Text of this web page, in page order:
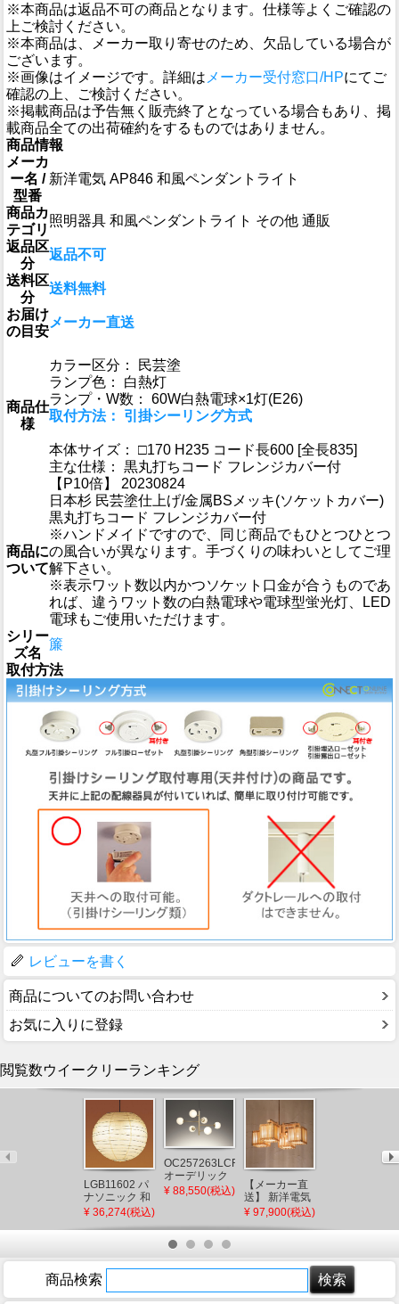
※本商品は返品不可の商品となります。仕様等よくご確認の
上ご検討ください。
※本商品は、メーカー取り寄せのため、欠品している場合が
ございます。
※画像はイメージです。詳細は メーカー受付窓口/HPにてご
確認の上、ご検討ください。
※掲載商品は予告無く販売終了となっている場合もあり、掲
載商品全ての出荷確約をするものではありません。
商品情報
メーカ
ー名 /
型番
新洋電気 AP846 和風ペンダントライト
商品カ
テゴリ
照明器具 和風ペンダントライト その他 通販
返品区
分
返品不可
送料区
分
送料無料
お届け
の目安
メーカー直送
商品仕
様
カラー区分： 民芸塗
ランプ色： 白熱灯
ランプ・W数： 60W白熱電球×1灯(E26)
取付方法： 引掛シーリング方式
本体サイズ： □170 H235 コード長600 [全長835]
主な仕様： 黒丸打ちコード フレンジカバー付
【P10倍】 20230824
商品に
ついて
日本杉 民芸塗仕上げ/金属BSメッキ(ソケットカバー)
黒丸打ちコード フレンジカバー付
※ハンドメイドですので、同じ商品でもひとつひとつ
の風合いが異なります。手づくりの味わいとしてご理
解下さい。
※表示ワット数以内かつソケット口金が合うものであ
れば、違うワット数の白熱電球や電球型蛍光灯、LED
電球もご使用いただけます。
シリー
ズ名
簾
取付方法
レビューを書く
商品についてのお問い合わせ
お気に入りに登録
閲覧数ウイークリーランキング
LGB11602 パ
ナソニック 和
風ペンダント
ライト プルス
イッチ付 φ550
色） ～8畳
¥ 36,274(税込)
OC257263LCR
オーデリック
シャンデリア
¥ 88,550(税込)
【メーカー直
送】 新洋電気
冊 和風ペンダ
ントライト 白
熱灯 AP882 和
紙 おしゃれ 日
本製 国産 木製
¥ 97,900(税込)
色） 門灯 セン
商品検索